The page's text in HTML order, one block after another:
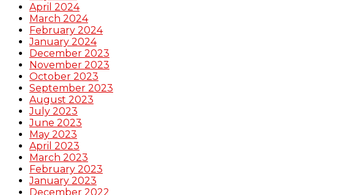
April 2024
March 2024
February 2024
January 2024
December 2023
November 2023
October 2023
September 2023
August 2023
July 2023
June 2023
May 2023
April 2023
March 2023
February 2023
January 2023
December 2022